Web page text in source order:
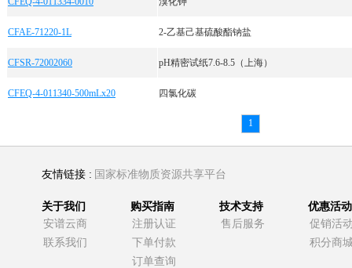
CFAE-71220-1L 2-乙基己基硫酸酯钠盐
CFSR-72002060 pH精密试纸7.6-8.5（上海）
CFEQ-4-011340-500mLx20 四氯化碳
1
友情链接 : 国家标准物质资源共享平台
关于我们
安谱云商
联系我们
购买指南
注册认证
下单付款
订单查询
技术支持
售后服务
优惠活动
促销活
积分商